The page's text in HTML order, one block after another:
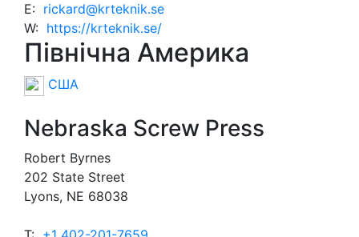
E: rickard@krteknik.se
W: https://krteknik.se/
Північна Америка
США
Nebraska Screw Press
Robert Byrnes
202 State Street
Lyons, NE 68038